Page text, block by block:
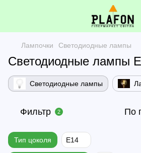
Лампочки Светодиодные лампы
Светодиодные лампы
Светодиодные лампы
Фильтр 2 По
Тип цоколя E14